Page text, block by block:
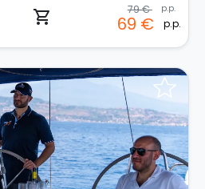
shopping_cart 79 € p.p.
69 € p.p.